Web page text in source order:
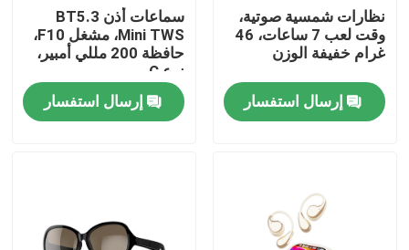
المنتجات
نظارات شمسية صوتية،
وقت لعب 7 ساعات، 46
غرام خفيفة الوزن
إرسال استفسار
سماعات أذن BT5.3
Mini TWS، مشغل F10،
حافظة 200 مللي أمبير،
نوع C
إرسال استفسار